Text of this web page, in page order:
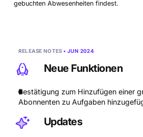
Automatisierungen
Dashboards
Polaris | SQL Reports
IT-Dienstleister
gebuchten Abwesenheiten findest.
RELEASE NOTES • JUN 2024
Neue Funktionen
Bestätigung zum Hinzufügen einer
Abonnenten zu Aufgaben
Updates